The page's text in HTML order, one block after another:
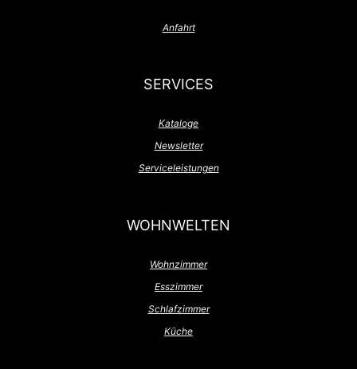
Anfahrt
SERVICES
Kataloge
Newsletter
Serviceleistungen
WOHNWELTEN
Wohnzimmer
Esszimmer
Schlafzimmer
Küche